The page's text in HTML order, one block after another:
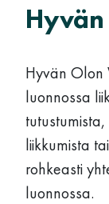
Hyvän Olon
luonnossa
liikkumista
rohkeasti
luonnossa.